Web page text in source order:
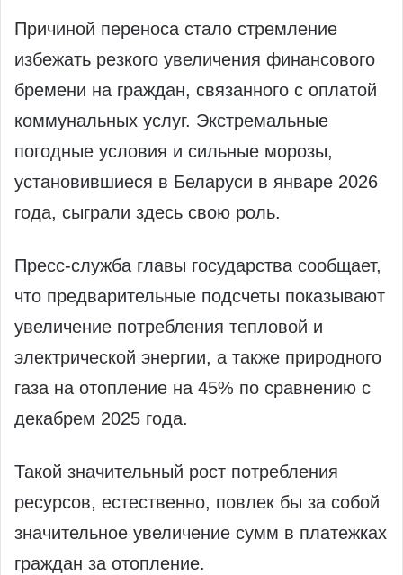
Причиной переноса стало стремление
избежать резкого увеличения финансового
бремени на граждан, связанного с оплатой
коммунальных услуг. Экстремальные
погодные условия и сильные морозы,
установившиеся в Беларуси в январе 2026
года, сыграли здесь свою роль.
Пресс-служба главы государства сообщает,
что предварительные подсчеты показывают
увеличение потребления тепловой и
электрической энергии, а также природного
газа на отопление на 45% по сравнению с
декабрем 2025 года.
Такой значительный рост потребления
ресурсов, естественно, повлек бы за собой
значительное увеличение сумм в платежках
граждан за отопление.